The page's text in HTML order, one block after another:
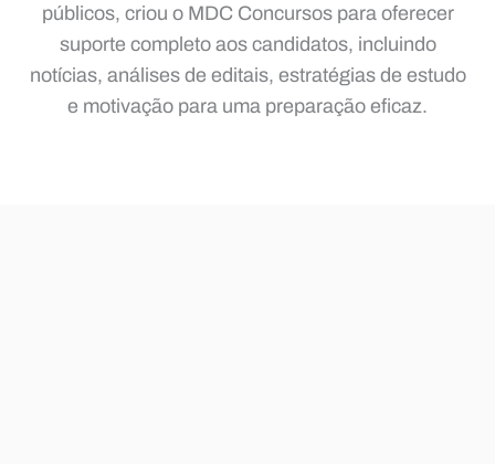
públicos, criou o MDC Concursos para oferecer
suporte completo aos candidatos, incluindo
notícias, análises de editais, estratégias de estudo
e motivação para uma preparação eficaz.